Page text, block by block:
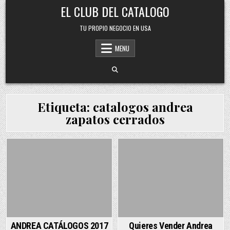
Skip
to
content
EL CLUB DEL CATALOGO
TU PROPIO NEGOCIO EN USA
MENU
Etiqueta: catalogos andrea
zapatos cerrados
ANDREA CATÁLOGOS 2017 Quieres Vender Andrea